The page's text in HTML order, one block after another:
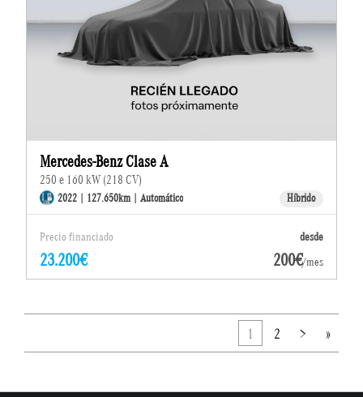
Mercedes-Benz Clase A
250 e 160 kW (218 CV)
2022 | 127.650km | Automático Híbrido
Precio financiado desde
23.200€ 200€/mes
1 2 > »